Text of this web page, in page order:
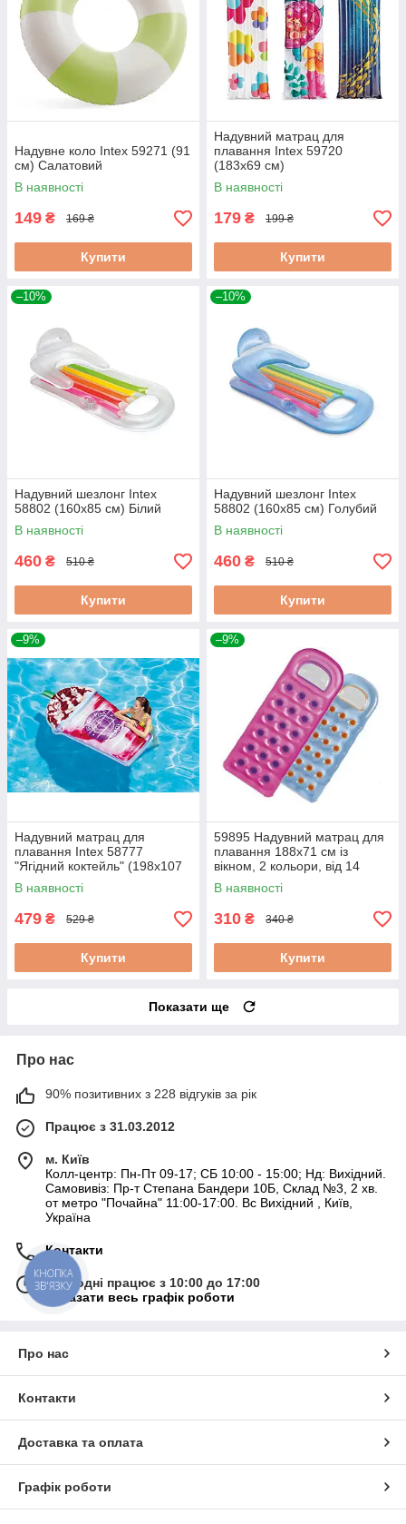
Надувне коло Intex 59271 (91
см) Салатовий
В наявності
149 ₴ 169 ₴
Купити
Надувний матрац для
плавання Intex 59720
(183х69 см)
В наявності
179 ₴ 199 ₴
Купити
–10%
Надувний шезлонг Intex
58802 (160х85 см) Білий
В наявності
460 ₴ 510 ₴
Купити
–10%
Надувний шезлонг Intex
58802 (160х85 см) Голубий
В наявності
460 ₴ 510 ₴
Купити
–9%
Надувний матрац для
плавання Intex 58777
"Ягідний коктейль" (198х107
см)
В наявності
479 ₴ 529 ₴
Купити
–9%
59895 Надувний матрац для
плавання 188х71 см із
вікном, 2 кольори, від 14
років
В наявності
310 ₴ 340 ₴
Купити
Показати ще
Про нас
90% позитивних з 228 відгуків за рік
Працює з 31.03.2012
м. Київ
Колл-центр: Пн-Пт 09-17; СБ 10:00 - 15:00; Нд: Вихідний.
Самовивіз: Пр-т Степана Бандери 10Б, Склад №3, 2 хв.
от метро "Почайна" 11:00-17:00. Вс Вихідний , Київ,
Україна
Контакти
Сьогодні працює з 10:00 до 17:00
Показати весь графік роботи
Про нас
Контакти
Доставка та оплата
Графік роботи
КНОПКА
ЗВ'ЯЗКУ